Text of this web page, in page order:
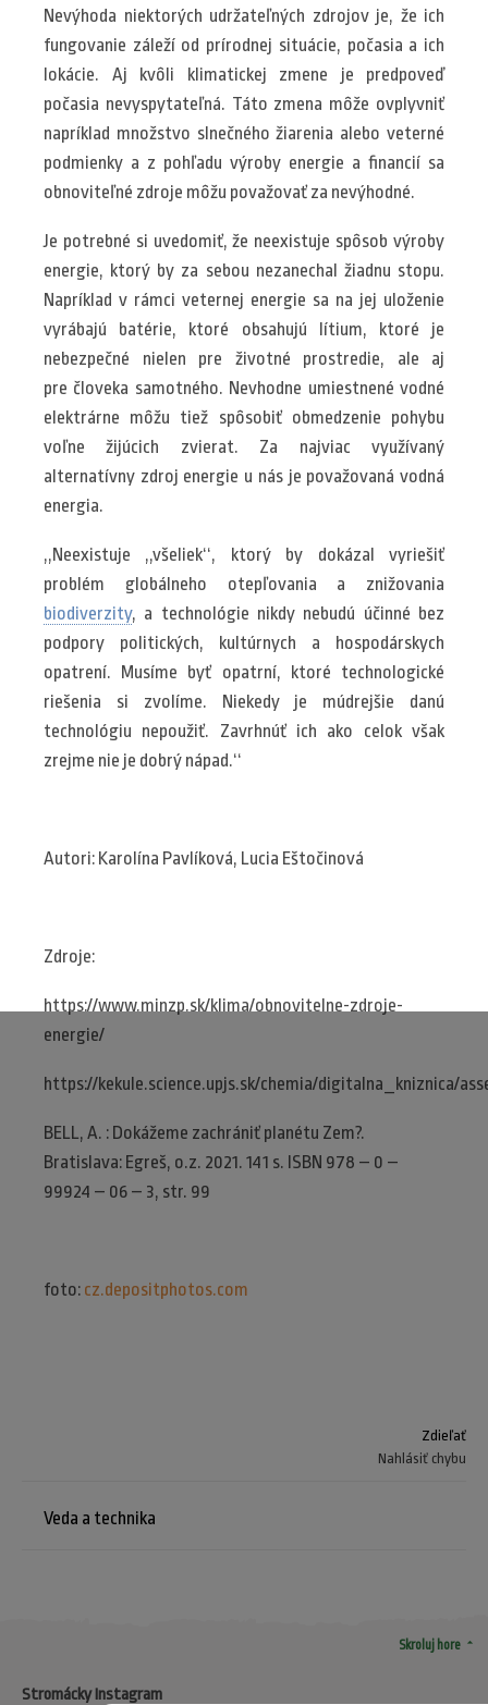
Nevýhoda niektorých udržateľných zdrojov je, že ich
fungovanie záleží od prírodnej situácie, počasia a ich
lokácie. Aj kvôli klimatickej zmene je predpoveď
počasia nevyspytateľná. Táto zmena môže ovplyvniť
napríklad množstvo slnečného žiarenia alebo veterné
podmienky a z pohľadu výroby energie a financií sa
obnoviteľné zdroje môžu považovať za nevýhodné.
Je potrebné si uvedomiť, že neexistuje spôsob výroby
energie, ktorý by za sebou nezanechal žiadnu stopu.
Napríklad v rámci veternej energie sa na jej uloženie
vyrábajú batérie, ktoré obsahujú lítium, ktoré je
nebezpečné nielen pre životné prostredie, ale aj
pre človeka samotného. Nevhodne umiestnené vodné
elektrárne môžu tiež spôsobiť obmedzenie pohybu
voľne žijúcich zvierat. Za najviac využívaný
alternatívny zdroj energie u nás je považovaná vodná
energia.
,,Neexistuje ,,všeliek‘‘, ktorý by dokázal vyriešiť
problém globálneho otepľovania a znižovania
biodiverzity, a technológie nikdy nebudú účinné bez
podpory politických, kultúrnych a hospodárskych
opatrení. Musíme byť opatrní, ktoré technologické
riešenia si zvolíme. Niekedy je múdrejšie danú
technológiu nepoužiť. Zavrhnúť ich ako celok však
zrejme nie je dobrý nápad.‘‘
Autori: Karolína Pavlíková, Lucia Eštočinová
Zdroje:
https://www.minzp.sk/klima/obnovitelne-zdroje-
energie/
https://kekule.science.upjs.sk/chemia/digitalna_kniznica/
BELL, A. : Dokážeme zachrániť planétu Zem?.
Bratislava: Egreš, o.z. 2021. 141 s. ISBN 978 – 0 –
99924 – 06 – 3, str. 99
foto: cz.depositphotos.com
Zdieľať
Nahlásiť chybu
Veda a technika
Skroluj hore arrow_drop_up
Stromácky Instagram